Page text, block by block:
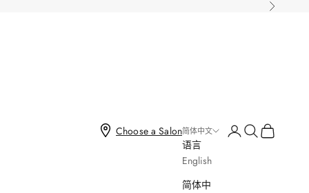
下一个
Choose a Salon简体中文
语言
English
简体中
打开账户页面
打开搜索打开购物车